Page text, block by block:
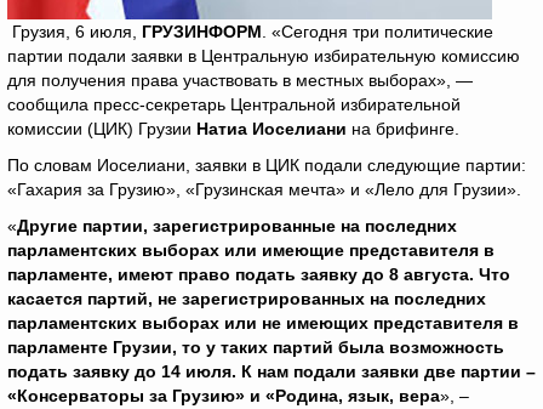
Грузия, 6 июля, ГРУЗИНФОРМ . «Сегодня три политические
партии подали заявки в Центральную избирательную комиссию
для получения права участвовать в местных выборах», —
сообщила пресс-секретарь Центральной избирательной
комиссии (ЦИК) Грузии Натиа Иоселиани на брифинге.
По словам Иоселиани, заявки в ЦИК подали следующие партии:
«Гахария за Грузию», «Грузинская мечта» и «Лело для Грузии».
«Другие партии, зарегистрированные на последних
парламентских выборах или имеющие представителя в
парламенте, имеют право подать заявку до 8 августа. Что
касается партий, не зарегистрированных на последних
парламентских выборах или не имеющих представителя в
парламенте Грузии, то у таких партий была возможность
подать заявку до 14 июля. К нам подали заявки две партии –
«Консерваторы за Грузию» и «Родина, язык, вера», –